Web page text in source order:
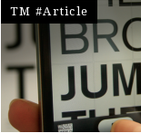
TM #Article